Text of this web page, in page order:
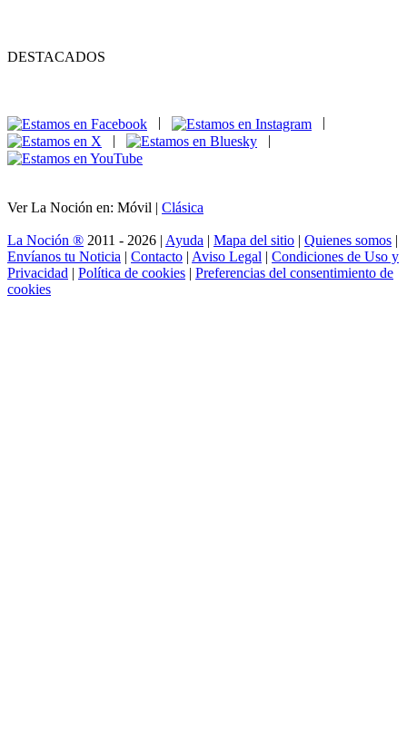
DESTACADOS
|
|
Ver La Noción en: Móvil | Clásica
La Noción ® 2011 - 2026 | Ayuda | Mapa del sitio | Quienes somos |
Envíanos tu Noticia | Contacto | Aviso Legal | Condiciones de Uso y
Privacidad | Política de cookies | Preferencias del consentimiento de
cookies